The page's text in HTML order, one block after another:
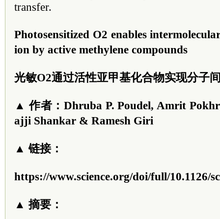
transfer.
Photosensitized O2 enables
ion by active methylene compounds
光敏O2通过活性亚甲基化合物实现分子
▲ 作者：Dhruba P. Poudel, Amrit
ajji Shankar & Ramesh Giri
▲ 链接：
https://www.science.org/doi/full/10.1126/
▲ 摘要：